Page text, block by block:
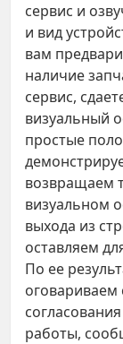
сервис и
и вид
вам
наличие
сервис,
визуальный
простые
возвращаем
визуальном
выхода из
оставляем
По ее
оговариваем
работы,